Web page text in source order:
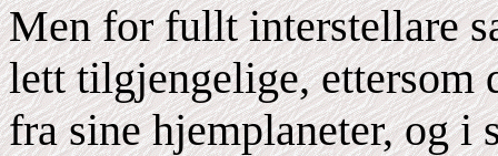
Men for fullt interstellare
lett tilgjengelige, ettersom
fra sine hjemplaneter, og i